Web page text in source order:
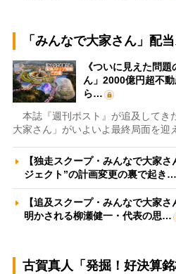
「みんなで大家さん」配
《ついに見えた問
ん」2000億円超不
ら…
本誌『週刊ポスト』が追及してき
大家さん」がいよいよ最終局面を迎
【独走スクープ・みんなで大家
ジェクト”の計画変更の裏で起き…
【追及スクープ・みんなで大家
明かされる柳瀬健一・代表の思…
古賀真人「発掘！好決算銘